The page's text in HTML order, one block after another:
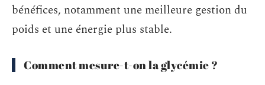
bénéfices, notamment une meilleure gestion du
poids et une énergie plus stable.
Comment mesure-t-on la glycémie ?